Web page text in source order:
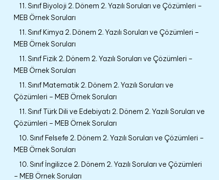
11. Sınıf Biyoloji 2. Dönem 2. Yazılı Soruları ve Çözümleri –
MEB Örnek Soruları
11. Sınıf Kimya 2. Dönem 2. Yazılı Soruları ve Çözümleri –
MEB Örnek Soruları
11. Sınıf Fizik 2. Dönem 2. Yazılı Soruları ve Çözümleri –
MEB Örnek Soruları
11. Sınıf Matematik 2. Dönem 2. Yazılı Soruları ve
Çözümleri – MEB Örnek Soruları
11. Sınıf Türk Dili ve Edebiyatı 2. Dönem 2. Yazılı Soruları ve
Çözümleri – MEB Örnek Soruları
10. Sınıf Felsefe 2. Dönem 2. Yazılı Soruları ve Çözümleri –
MEB Örnek Soruları
10. Sınıf İngilizce 2. Dönem 2. Yazılı Soruları ve Çözümleri
– MEB Örnek Soruları